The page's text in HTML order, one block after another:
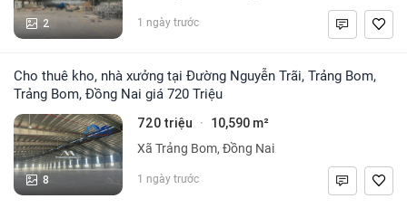
2 1 ngày trước
Cho thuê kho, nhà xưởng tại Đường Nguyễn Trãi, Trảng Bom,
Trảng Bom, Đồng Nai giá 720 Triệu
8
720 triệu · 10,590 m²
Xã Trảng Bom, Đồng Nai
1 ngày trước